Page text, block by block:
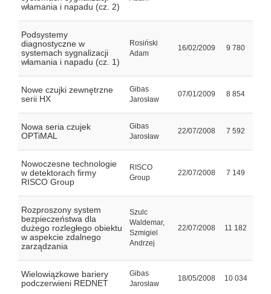
włamania i napadu (cz. 2)
Podsystemy
diagnostyczne w
systemach sygnalizacji
włamania i napadu (cz. 1)
Rosiński
Adam
16/02/2009 9 780
Nowe czujki zewnętrzne
serii HX
Gibas
Jarosław
07/01/2009 8 854
Nowa seria czujek
OPTiMAL
Gibas
Jarosław
22/07/2008 7 592
Nowoczesne technologie
w detektorach firmy
RISCO Group
RISCO
Group
22/07/2008 7 149
Rozproszony system
bezpieczeństwa dla
dużego rozległego obiektu
w aspekcie zdalnego
zarządzania
Szulc
Waldemar,
Szmigiel
Andrzej
22/07/2008 11 182
Wielowiązkowe bariery
podczerwieni REDNET
Gibas
Jarosław
18/05/2008 10 034